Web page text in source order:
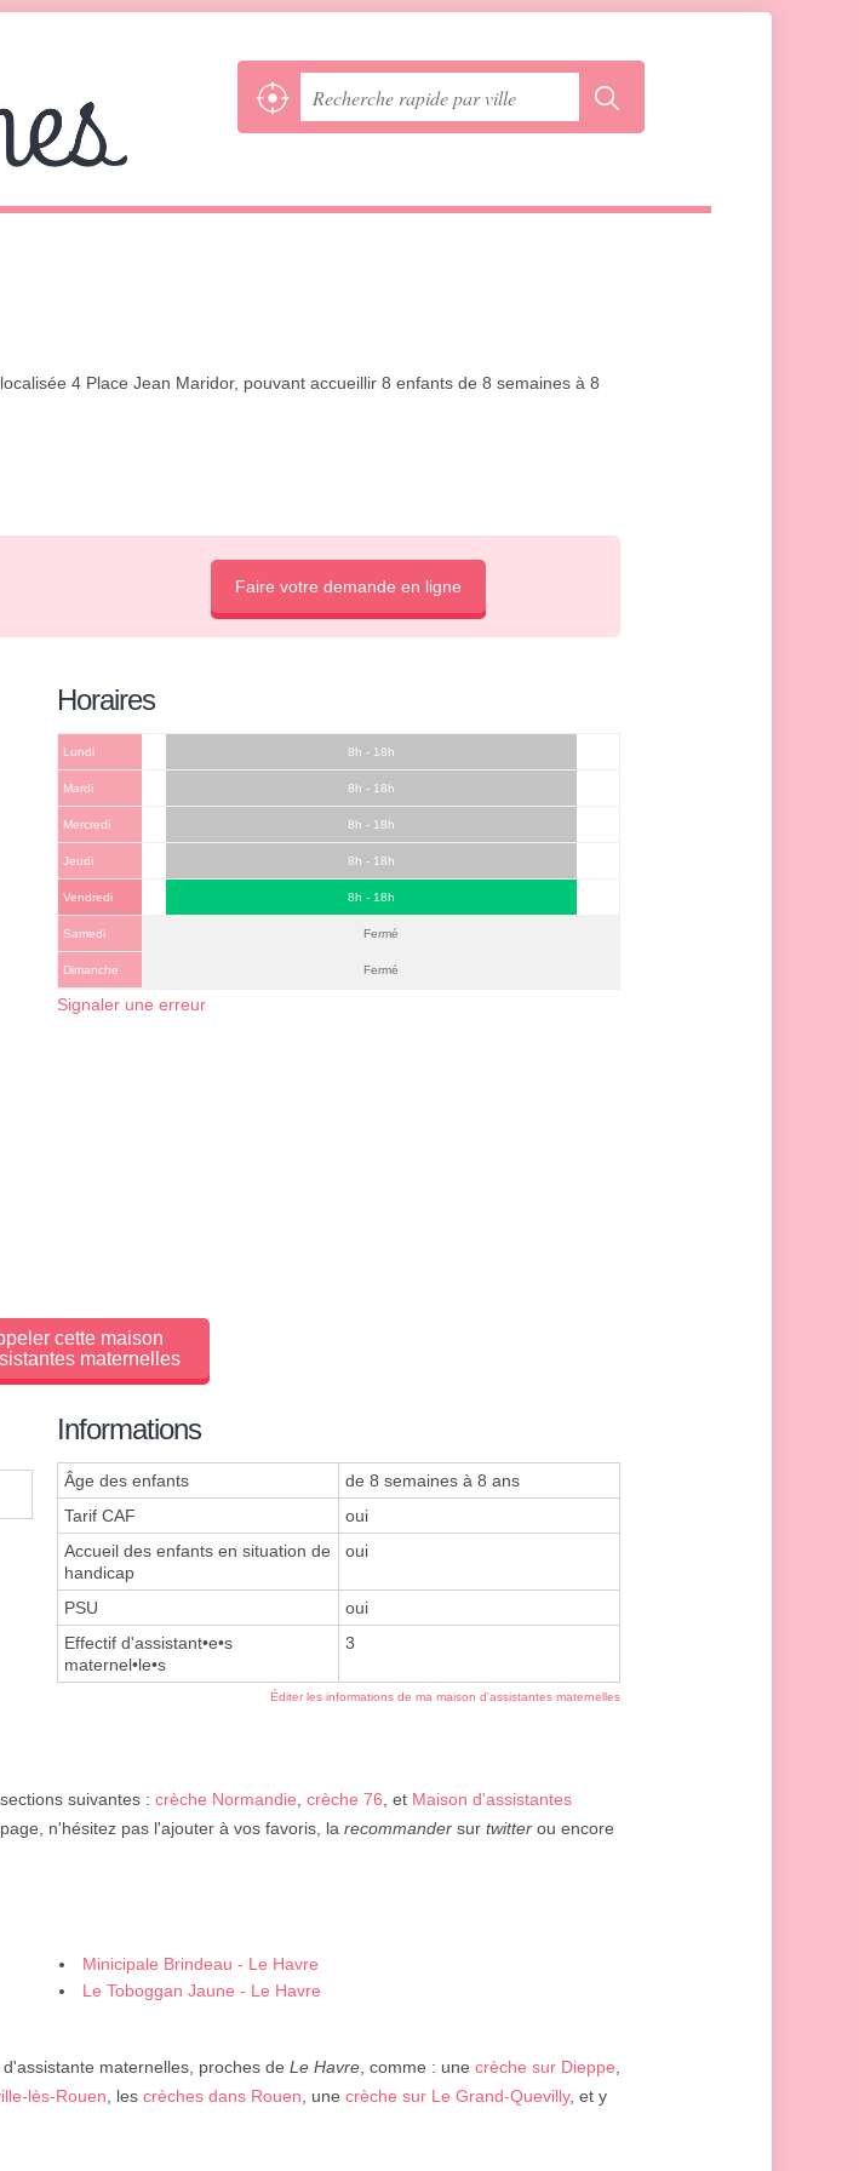
, localisée 4 Place Jean Maridor, pouvant accueillir 8 enfants de 8 semaines à 8
Faire votre demande en ligne
Horaires
Lundi 8h - 18h
Mardi 8h - 18h
Mercredi 8h - 18h
Jeudi 8h - 18h
Vendredi 8h - 18h
Samedi Fermé
Dimanche Fermé
Signaler une erreur
cette maison
maternelles
Informations
Âge des enfants
de 8 semaines à 8 ans
Tarif CAF
oui
Accueil des enfants en situation de
handicap
oui
PSU
oui
Effectif d'assistant•e•s
maternel•le•s
3
Éditer les informations de ma maison d'assistantes maternelles
suivantes : crèche Normandie, crèche 76, et Maison d'assistantes
n'hésitez pas l'ajouter à vos favoris, la recommander sur twitter ou encore
Minicipale Brindeau - Le Havre
Le Toboggan Jaune - Le Havre
maternelles, proches de Le Havre, comme : une crèche sur Dieppe,
lès-Rouen, les crèches dans Rouen, une crèche sur Le Grand-Quevilly, et y